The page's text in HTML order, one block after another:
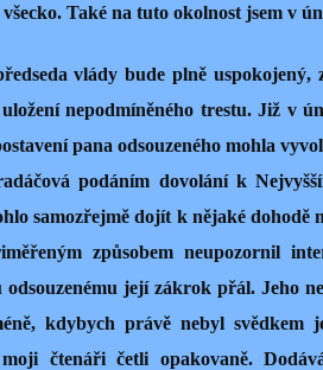
Také na tuto okolnost jsem v
vlády bude plně uspokojený,
nepodmíněného trestu. Již v
pana odsouzeného mohla
podáním dovolání k
samozřejmě dojít k nějaké dohodě
způsobem neupozornil
odsouzenému její zákrok přál. Jeho
kdybych právě nebyl svědkem
čtenáři četli opakovaně.